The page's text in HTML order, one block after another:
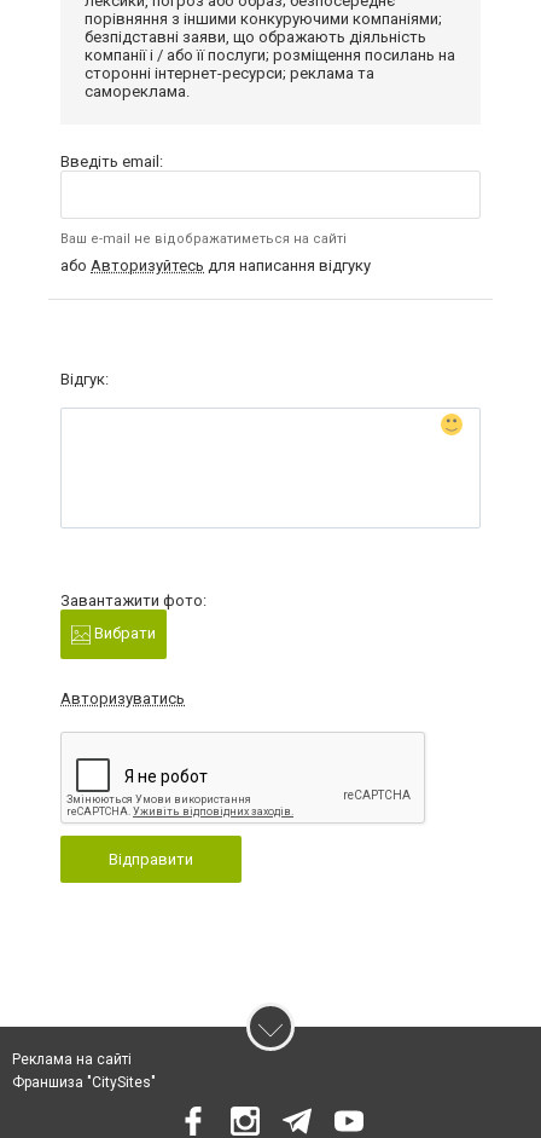
порівняння з іншими конкуруючими компаніями;
безпідставні заяви, що ображають діяльність
компанії і / або її послуги; розміщення посилань на
сторонні інтернет-ресурси; реклама та
самореклама.
Введіть email:
Ваш e-mail не відображатиметься на сайті
або Авторизуйтесь для написання відгуку
Відгук:
Завантажити фото:
Вибрати
Авторизуватись
Відправити
Реклама на сайті
Франшиза "CitySites"